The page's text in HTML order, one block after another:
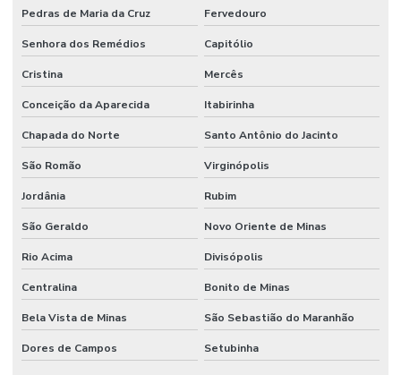
Pedras de Maria da Cruz Fervedouro
Senhora dos Remédios Capitólio
Cristina Mercês
Conceição da Aparecida Itabirinha
Chapada do Norte Santo Antônio do Jacinto
São Romão Virginópolis
Jordânia Rubim
São Geraldo Novo Oriente de Minas
Rio Acima Divisópolis
Centralina Bonito de Minas
Bela Vista de Minas São Sebastião do Maranhão
Dores de Campos Setubinha